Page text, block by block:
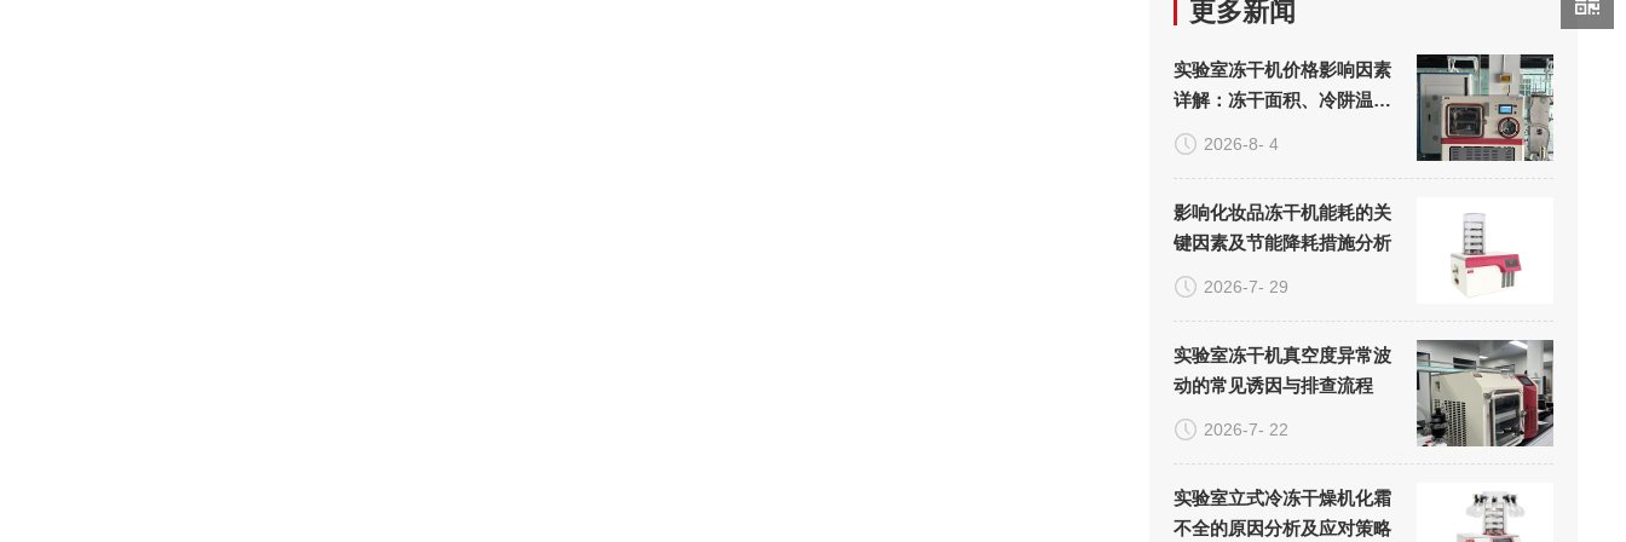
更多新闻
实验室冻干机价格影响因素
详解：冻干面积、冷阱温度
与真空系统的成本构成
2026-8- 4
影响化妆品冻干机能耗的关
键因素及节能降耗措施分析
2026-7- 29
实验室冻干机真空度异常波
动的常见诱因与排查流程
2026-7- 22
实验室立式冷冻干燥机化霜
不全的原因分析及应对策略